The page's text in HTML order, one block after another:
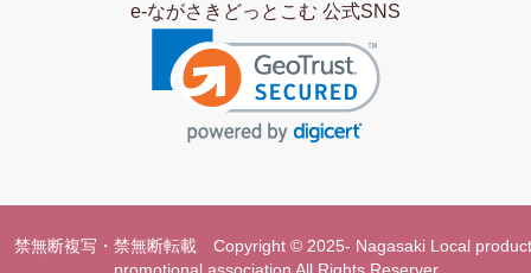
e-ながさきどっとこむ 公式SNS
禁無断複写・禁無断転載 Copyright © 2025- Nagasaki Local